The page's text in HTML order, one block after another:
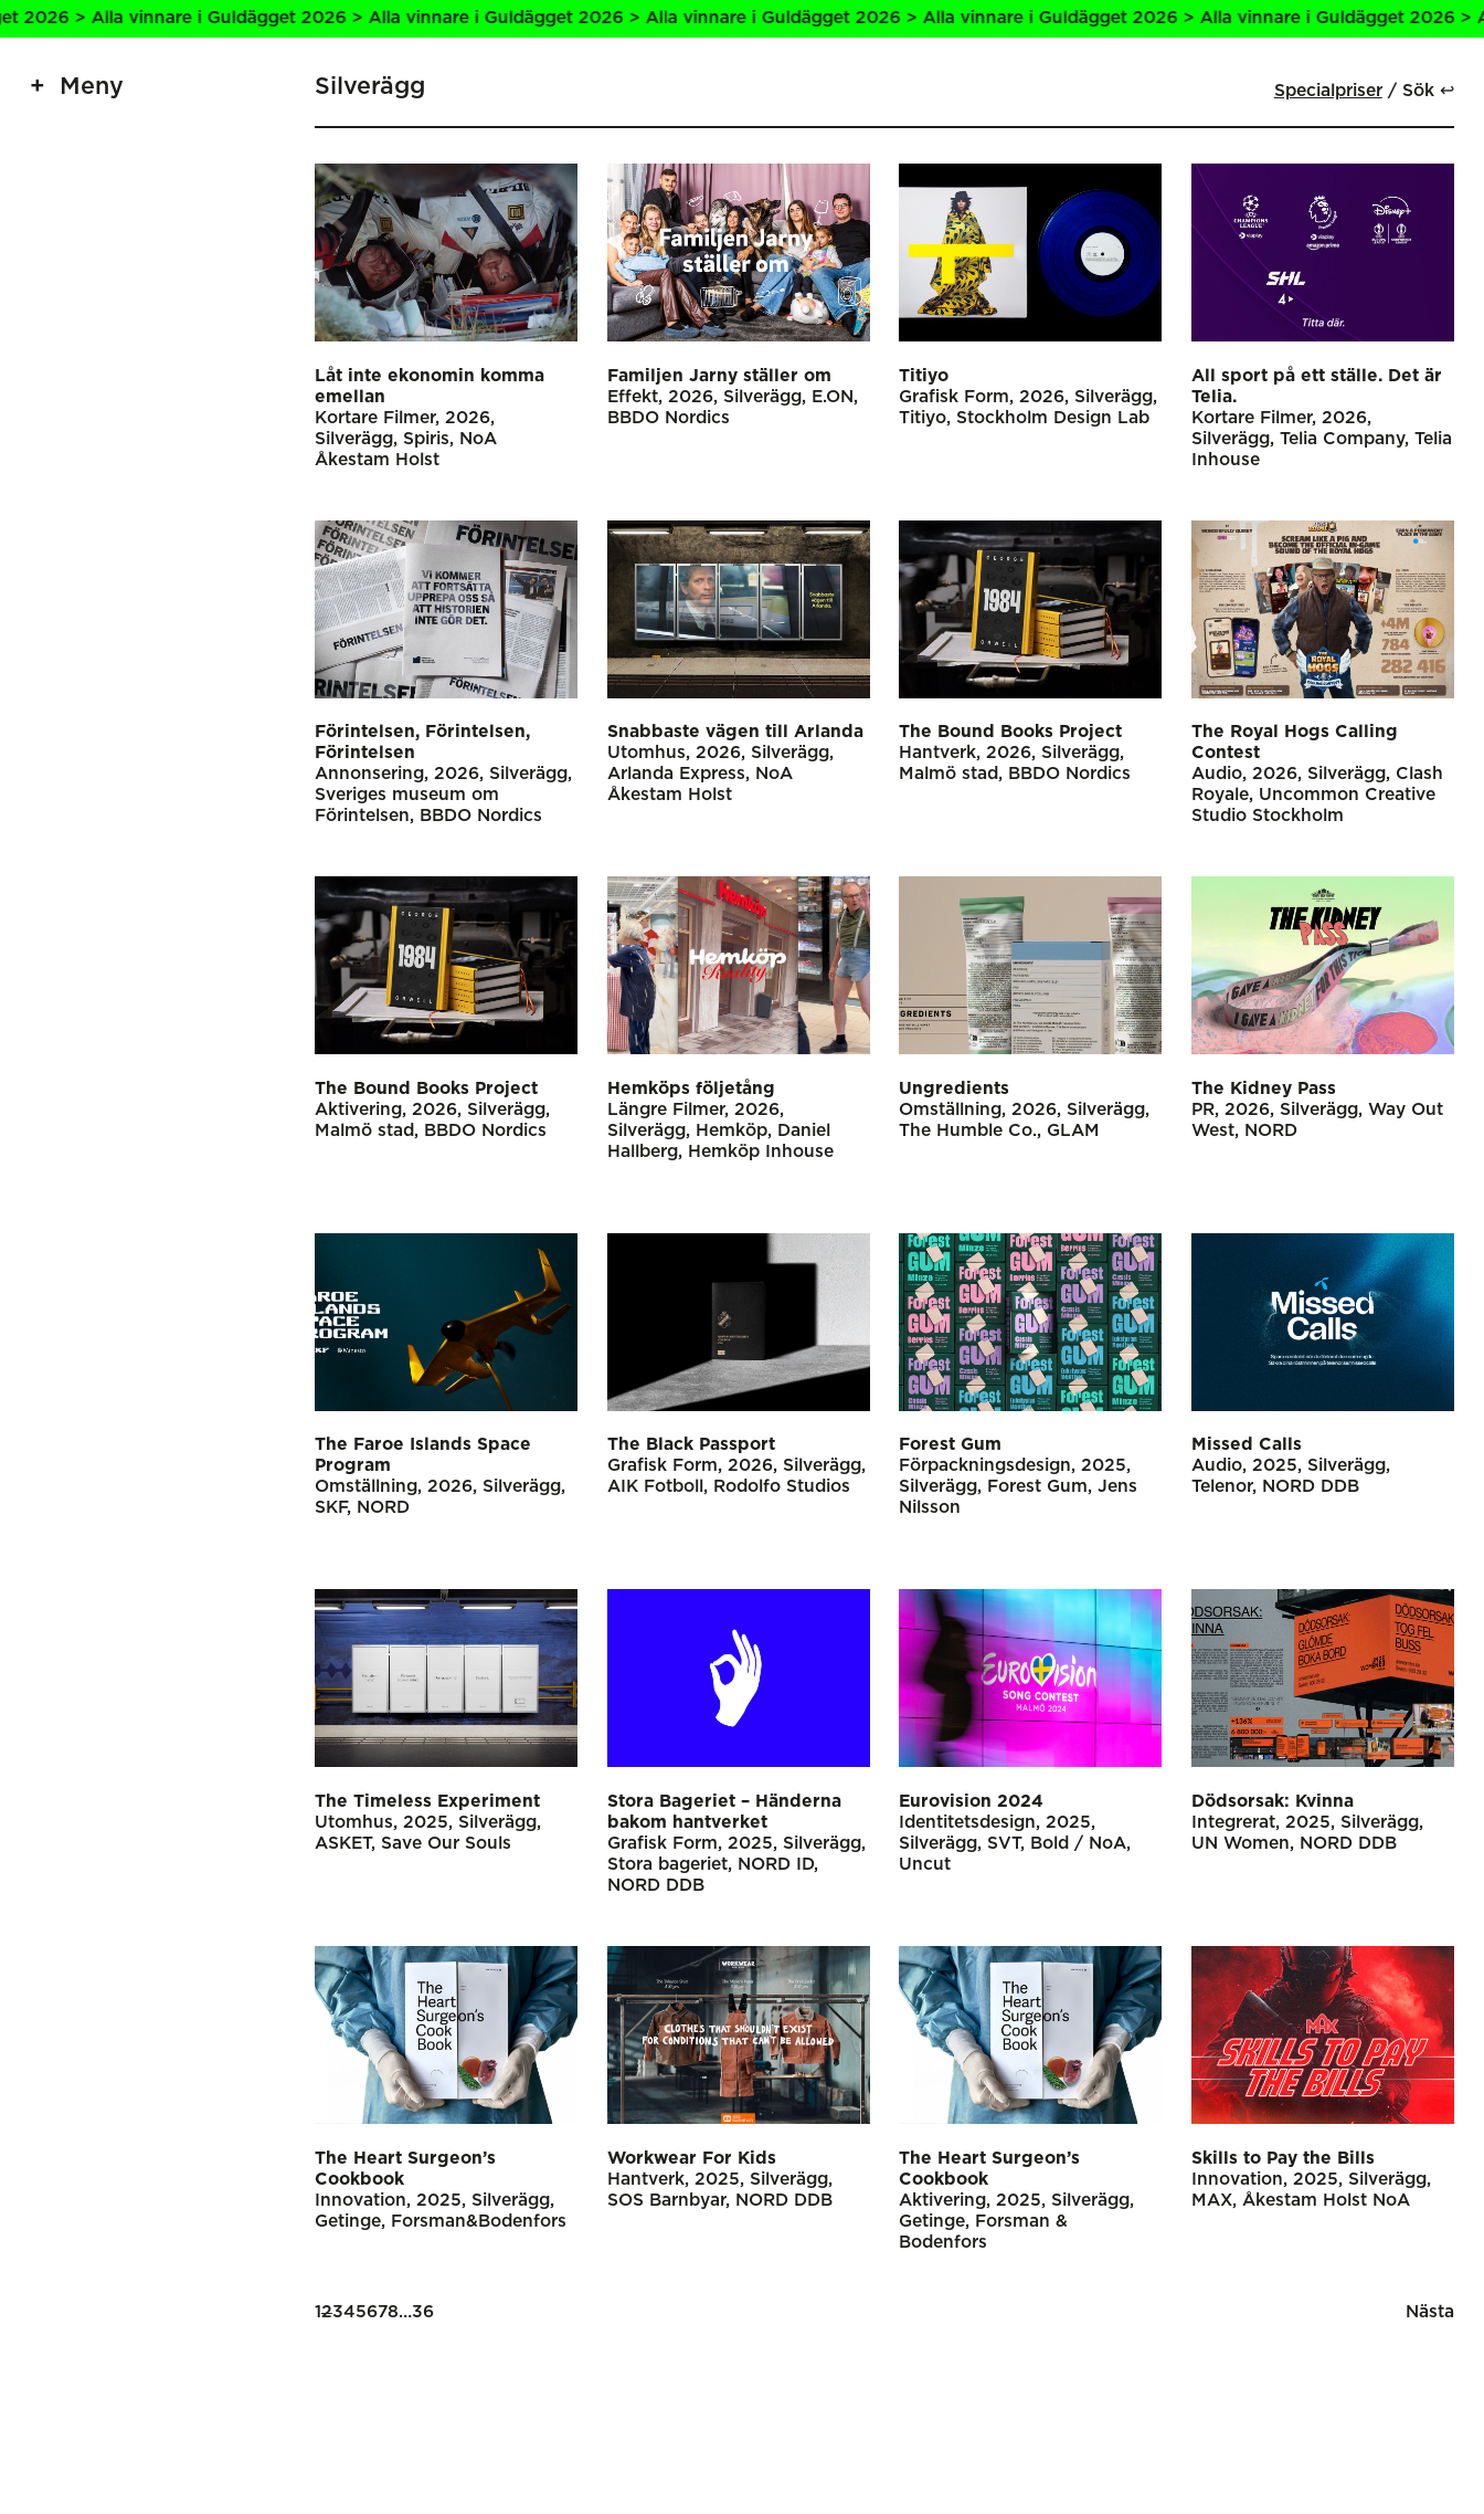
vinnare i Guldägget 2026 > Alla vinnare i Guldägget 2026 > Alla vinnare i Guldägget 2026 > Alla vinnare i Guldägget 2026 > Alla vinnare i Guldägget 2026 > Alla
Meny Silverägg Specialpriser Sök ↩
Låt inte ekonomin komma
emellan
Kortare Filmer
2026
Silverägg
Spiris
NoA
Åkestam Holst
Familjen Jarny ställer om
Effekt
2026 Silverägg
E.ON
BBDO Nordics
Titiyo
Grafisk Form
2026
Silverägg
Titiyo
Stockholm Design Lab
All sport på ett ställe. Det är
Telia.
Kortare Filmer 2026
Silverägg
Telia Company Telia
Inhouse
Förintelsen, Förintelsen,
Förintelsen
Annonsering
2026
Silverägg
Sveriges museum om
Förintelsen
BBDO Nordics
Snabbaste vägen till Arlanda
Utomhus
2026
Silverägg
Arlanda Express
NoA
Åkestam Holst
The Bound Books Project
Hantverk
2026
Silverägg
Malmö stad
BBDO Nordics
The Royal Hogs Calling
Contest
Audio
2026 Silverägg
Clash
Royale
Uncommon Creative
Studio Stockholm
The Bound Books Project
Aktivering
2026
Silverägg
Malmö stad
BBDO Nordics
Hemköps följetång
Längre Filmer
2026
Silverägg
Hemköp
Daniel
Hallberg, Hemköp Inhouse
Ungredients
Omställning
2026
Silverägg
The Humble Co.
GLAM
The Kidney Pass
PR
2026 Silverägg
Way Out
West
NORD
The Faroe Islands Space
Program
Omställning
2026
Silverägg
SKF
NORD
The Black Passport
Grafisk Form
2026
Silverägg
AIK Fotboll
Rodolfo Studios
Forest Gum
Förpackningsdesign
2025
Silverägg
Forest Gum
Jens
Nilsson
Missed Calls
Audio
2025
Silverägg
Telenor
NORD DDB
The Timeless Experiment
Utomhus
2025
Silverägg
ASKET
Save Our Souls
Stora Bageriet – Händerna
bakom hantverket
Grafisk Form
2025
Silverägg
Stora bageriet
NORD ID,
NORD DDB
Eurovision 2024
Identitetsdesign
2025
Silverägg
SVT
Bold / NoA,
Uncut
Dödsorsak: Kvinna
Integrerat
2025
Silverägg
UN Women
NORD DDB
The Heart Surgeon’s
Cookbook
Innovation
2025
Silverägg
Getinge
Forsman&Bodenfors
Workwear For Kids
Hantverk
2025
Silverägg
SOS Barnbyar
NORD DDB
The Heart Surgeon’s
Cookbook
Aktivering
2025
Silverägg
Getinge
Forsman &
Bodenfors
Skills to Pay the Bills
Innovation
2025
Silverägg
MAX
Åkestam Holst NoA
Posts
1 2345678…36 Nästa